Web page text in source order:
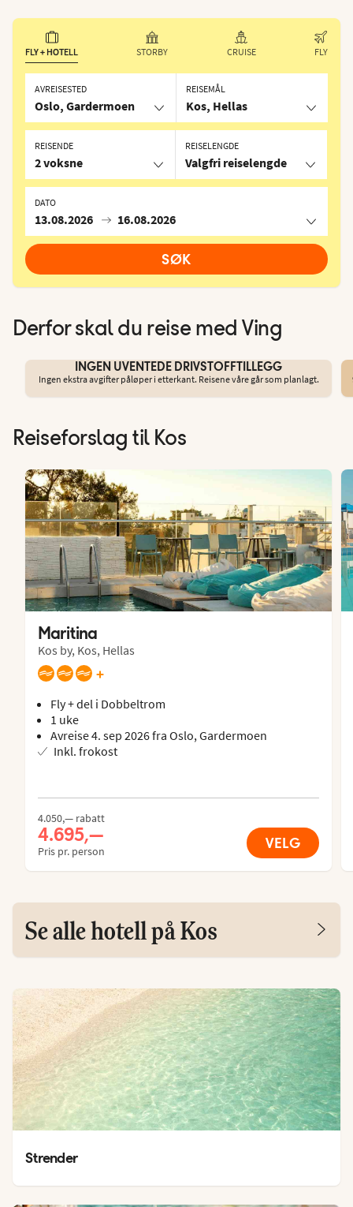
FLY + HOTELL STORBY CRUISE FLY
AVREISESTED
Oslo, Gardermoen
REISEMÅL
Kos, Hellas
REISELENGDE
Valgfri reiselengde
DATO
13.08.2026 16.08.2026
REISENDE
2 voksne
SØK
Derfor skal du reise med Ving
INGEN UVENTEDE DRIVSTOFFTILLEGG
Ingen ekstra avgifter påløper i etterkant. Reisene våre går som planlagt.
Reiseforslag til Kos
Maritina
Kos by, Kos, Hellas
+
Fly + del i Dobbeltrom
1 uke
Avreise 4. sep 2026 fra Oslo, Gardermoen
Inkl. frokost
4.050,— rabatt
4.695,—
Pris pr. person VELG
Se alle hotell på Kos
Strender